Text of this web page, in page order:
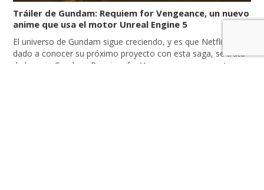
Tráiler de Gundam: Requiem for Vengeance, un nuevo
anime que usa el motor Unreal Engine 5
El universo de Gundam sigue creciendo, y es que Netflix ha
dado a conocer su próximo proyecto con esta saga, se trata
de la serie Gundam: Requiem for Vengeance, que en esta